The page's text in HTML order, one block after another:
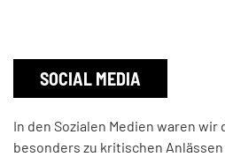
SOCIAL MEDIA
In den Sozialen Medien waren
besonders zu kritischen